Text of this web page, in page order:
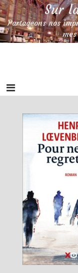
Skip
to
content
Sur
Partageons nos